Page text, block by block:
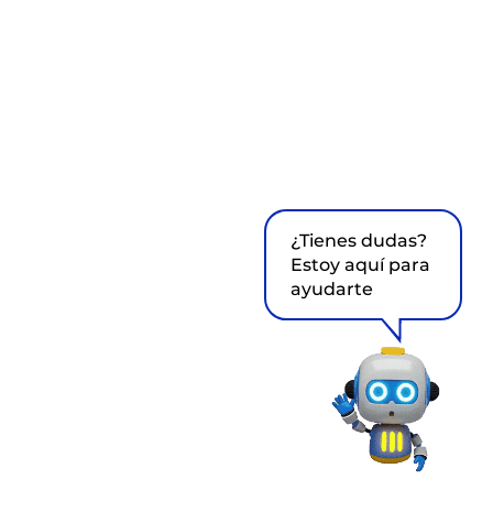
¿Tienes dudas?
Estoy aquí para
ayudarte